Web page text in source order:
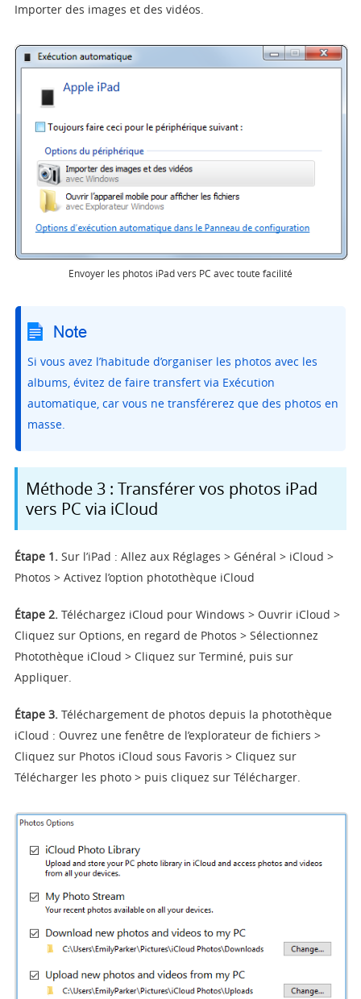
Importer des images et des vidéos.
Envoyer les photos iPad vers PC avec toute facilité
Si vous avez l’habitude d’organiser les photos avec les
albums, évitez de faire transfert via Exécution
automatique, car vous ne transférerez que des photos en
masse.
Méthode 3 : Transférer vos photos iPad
vers PC via iCloud
Étape 1.Sur l’iPad : Allez aux Réglages > Général > iCloud >
Photos > Activez l’option photothèque iCloud
Étape 2.Téléchargez iCloud pour Windows > Ouvrir iCloud >
Cliquez sur Options, en regard de Photos > Sélectionnez
Photothèque iCloud > Cliquez sur Terminé, puis sur
Appliquer.
Étape 3.Téléchargement de photos depuis la photothèque
iCloud : Ouvrez une fenêtre de l’explorateur de fichiers >
Cliquez sur Photos iCloud sous Favoris > Cliquez sur
Télécharger les photo > puis cliquez sur Télécharger.